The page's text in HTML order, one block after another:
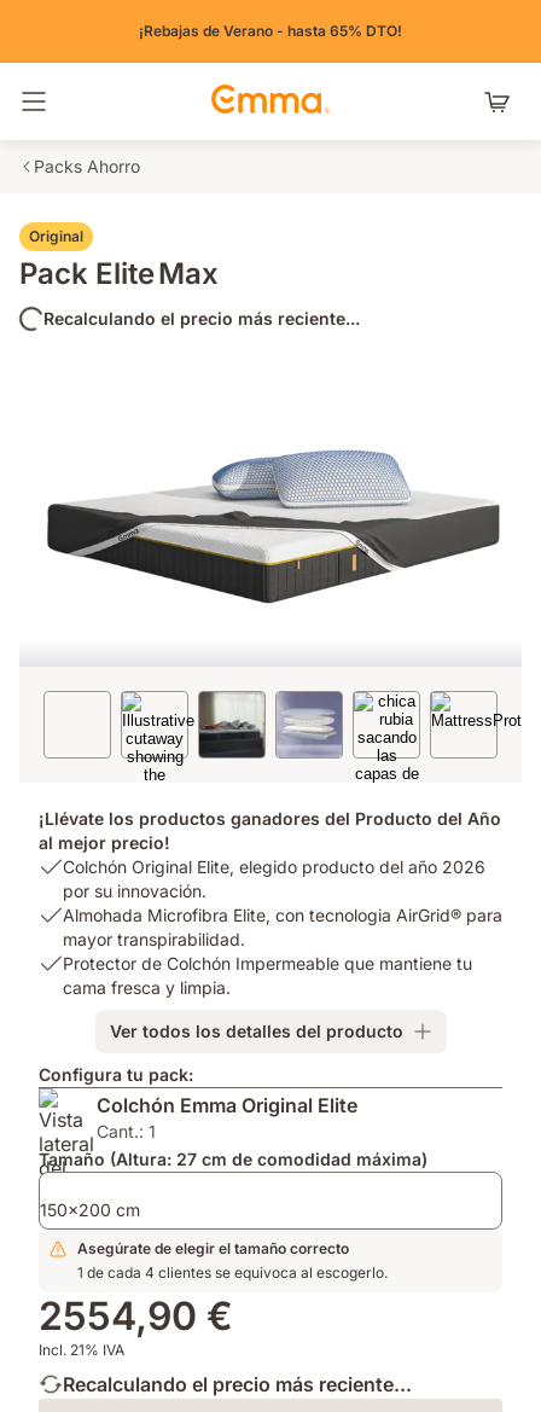
¡Rebajas de Verano - hasta 65% DTO!
Packs Ahorro
Original
Pack Elite Max
Recalculando el precio más reciente...
¡Llévate los productos ganadores del Producto del Año
al mejor precio!
USP
Colchón
Original
Elite,
elegido
2026
por
su
innovación.
Colchón Original Elite, elegido producto del año 2026
por su innovación.
USP
Almohada
Microfibra
AirGrid®
para
mayor
transpirabilidad.
Almohada Microfibra Elite, con tecnologia AirGrid® para
mayor transpirabilidad.
USP
Impermeable
que
mantiene
tu
cama
fresca
y
limpia.
Protector de Colchón Impermeable que mantiene tu
cama fresca y limpia.
Ver todos los detalles del producto
Configura tu pack:
Colchón Emma Original Elite
Cant.: 1
Tamaño (Altura: 27 cm de comodidad máxima)
150x200 cm
Asegúrate de elegir el tamaño correcto
1 de cada 4 clientes se equivoca al escogerlo.
2554,90 €
Incl. 21% IVA
Recalculando el precio más reciente...